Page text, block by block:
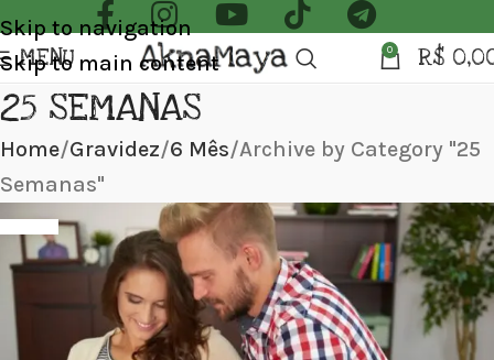
Skip to navigation
Skip to main content
MENU 0 R$
25 SEMANAS
Home Gravidez 6 Mês Archive by Category "25
Semanas"